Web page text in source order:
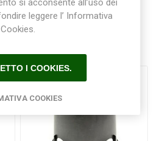
si acconsente all’uso dei
leggere l’ Informativa
Cookies.
I COOKIES.
COOKIES